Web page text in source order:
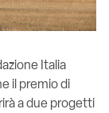
Italia
il premio di
a due progetti